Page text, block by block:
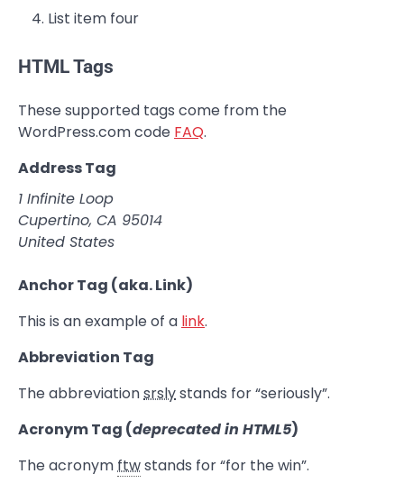
List item four
HTML Tags
These supported tags come from the
WordPress.com code FAQ.
Address Tag
1 Infinite Loop
Cupertino, CA 95014
United States
Anchor Tag (aka. Link)
This is an example of a link.
Abbreviation Tag
The abbreviationsrslystands for “seriously”.
Acronym Tag (deprecated in HTML5)
The acronymftwstands for “for the win”.